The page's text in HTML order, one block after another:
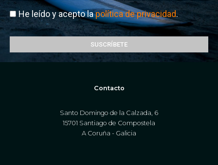
He leído y acepto lapolítica de privacidad.
SUSCRÍBETE
Contacto
Santo Domingo de la Calzada, 6
15701 Santiago de Compostela
A Coruña - Galicia